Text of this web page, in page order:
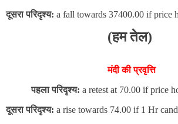
दूसरा परिदृश्य: a fall towards 37400.00 if price
(हम तेल)
मंदी की प्रवृत्ति
पहला परिदृश्य: a retest at 70.00 if price
दूसरा परिदृश्य: a rise towards 74.00 if 1 Hr